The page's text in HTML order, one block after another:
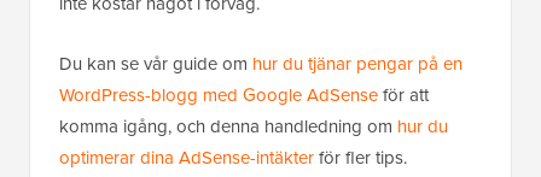
Du kan se vår guide om hur du tjänar pengar på en
WordPress-blogg med Google AdSenseför att
komma igång, och denna handledning om hur du
optimerar dina AdSense-intäkterför fler tips.